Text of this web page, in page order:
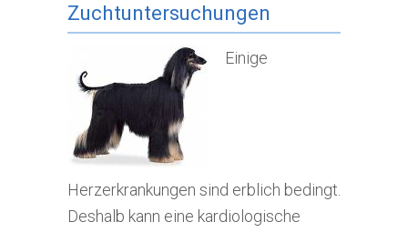
Zuchtuntersuchungen
Einige
Herzerkrankungen sind erblich bedingt.
Deshalb kann eine kardiologische